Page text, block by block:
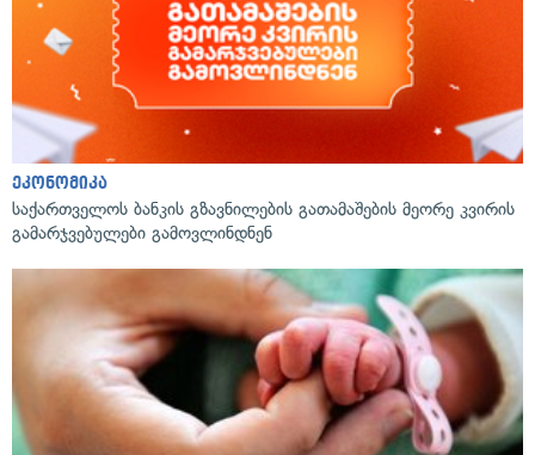
ეკონომიკა
საქართველოს ბანკის გზავნილების გათამაშების მეორე კვირის
გამარჯვებულები გამოვლინდნენ